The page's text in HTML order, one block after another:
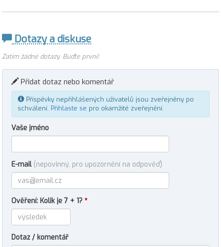
Dotazy a diskuse
Zatím žádné dotazy. Buďte první!
Přidat dotaz nebo komentář
Příspěvky nepřihlášených uživatelů jsou zveřejněny po
schválení. Přihlaste se pro okamžité zveřejnění.
Vaše jméno
E-mail (nepovinný, pro upozornění na odpověď)
Ověření: Kolik je 7 + 1? *
Dotaz / komentář